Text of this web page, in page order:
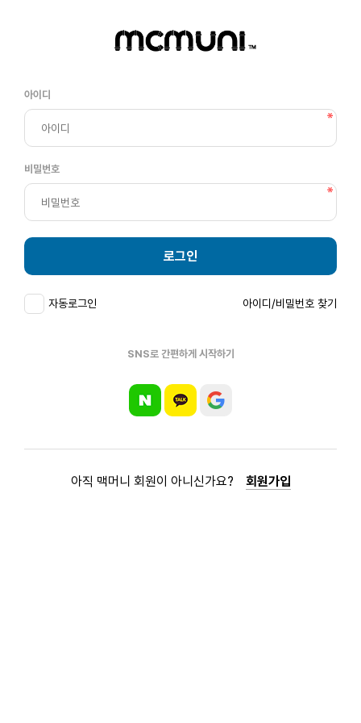
아이디
비밀번호
로그인
자동로그인 아이디/비밀번호 찾기
SNS로 간편하게 시작하기
아직 맥머니 회원이 아니신가요? 회원가입